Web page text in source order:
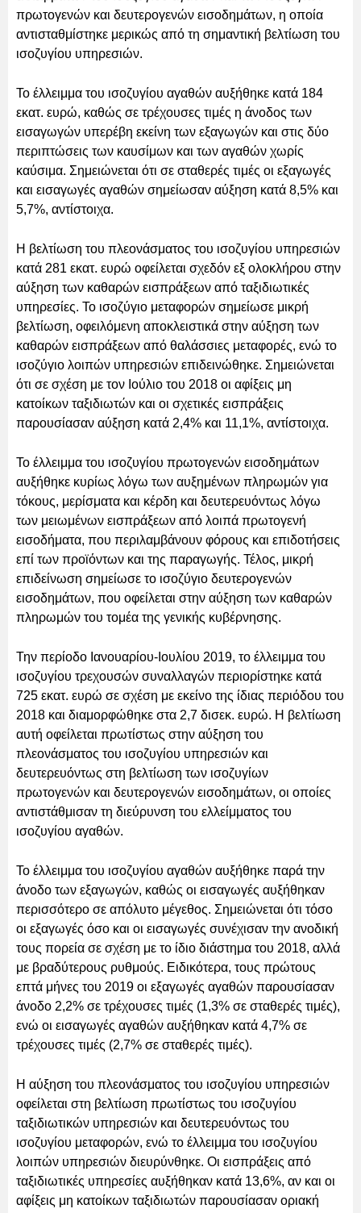
πρωτογενών και δευτερογενών εισοδημάτων, η οποία
αντισταθμίστηκε μερικώς από τη σημαντική βελτίωση του
ισοζυγίου υπηρεσιών.
Το έλλειμμα του ισοζυγίου αγαθών αυξήθηκε κατά 184
εκατ. ευρώ, καθώς σε τρέχουσες τιμές η άνοδος των
εισαγωγών υπερέβη εκείνη των εξαγωγών και στις δύο
περιπτώσεις των καυσίμων και των αγαθών χωρίς
καύσιμα. Σημειώνεται ότι σε σταθερές τιμές οι εξαγωγές
και εισαγωγές αγαθών σημείωσαν αύξηση κατά 8,5% και
5,7%, αντίστοιχα.
Η βελτίωση του πλεονάσματος του ισοζυγίου υπηρεσιών
κατά 281 εκατ. ευρώ οφείλεται σχεδόν εξ ολοκλήρου στην
αύξηση των καθαρών εισπράξεων από ταξιδιωτικές
υπηρεσίες. Το ισοζύγιο μεταφορών σημείωσε μικρή
βελτίωση, οφειλόμενη αποκλειστικά στην αύξηση των
καθαρών εισπράξεων από θαλάσσιες μεταφορές, ενώ το
ισοζύγιο λοιπών υπηρεσιών επιδεινώθηκε. Σημειώνεται
ότι σε σχέση με τον Ιούλιο του 2018 οι αφίξεις μη
κατοίκων ταξιδιωτών και οι σχετικές εισπράξεις
παρουσίασαν αύξηση κατά 2,4% και 11,1%, αντίστοιχα.
Το έλλειμμα του ισοζυγίου πρωτογενών εισοδημάτων
αυξήθηκε κυρίως λόγω των αυξημένων πληρωμών για
τόκους, μερίσματα και κέρδη και δευτερευόντως λόγω
των μειωμένων εισπράξεων από λοιπά πρωτογενή
εισοδήματα, που περιλαμβάνουν φόρους και επιδοτήσεις
επί των προϊόντων και της παραγωγής. Τέλος, μικρή
επιδείνωση σημείωσε το ισοζύγιο δευτερογενών
εισοδημάτων, που οφείλεται στην αύξηση των καθαρών
πληρωμών του τομέα της γενικής κυβέρνησης.
Την περίοδο Ιανουαρίου-Ιουλίου 2019, το έλλειμμα του
ισοζυγίου τρεχουσών συναλλαγών περιορίστηκε κατά
725 εκατ. ευρώ σε σχέση με εκείνο της ίδιας περιόδου του
2018 και διαμορφώθηκε στα 2,7 δισεκ. ευρώ. Η βελτίωση
αυτή οφείλεται πρωτίστως στην αύξηση του
πλεονάσματος του ισοζυγίου υπηρεσιών και
δευτερευόντως στη βελτίωση των ισοζυγίων
πρωτογενών και δευτερογενών εισοδημάτων, οι οποίες
αντιστάθμισαν τη διεύρυνση του ελλείμματος του
ισοζυγίου αγαθών.
Το έλλειμμα του ισοζυγίου αγαθών αυξήθηκε παρά την
άνοδο των εξαγωγών, καθώς οι εισαγωγές αυξήθηκαν
περισσότερο σε απόλυτο μέγεθος. Σημειώνεται ότι τόσο
οι εξαγωγές όσο και οι εισαγωγές συνέχισαν την ανοδική
τους πορεία σε σχέση με το ίδιο διάστημα του 2018, αλλά
με βραδύτερους ρυθμούς. Ειδικότερα, τους πρώτους
επτά μήνες του 2019 οι εξαγωγές αγαθών παρουσίασαν
άνοδο 2,2% σε τρέχουσες τιμές (1,3% σε σταθερές τιμές),
ενώ οι εισαγωγές αγαθών αυξήθηκαν κατά 4,7% σε
τρέχουσες τιμές (2,7% σε σταθερές τιμές).
Η αύξηση του πλεονάσματος του ισοζυγίου υπηρεσιών
οφείλεται στη βελτίωση πρωτίστως του ισοζυγίου
ταξιδιωτικών υπηρεσιών και δευτερευόντως του
ισοζυγίου μεταφορών, ενώ το έλλειμμα του ισοζυγίου
λοιπών υπηρεσιών διευρύνθηκε. Οι εισπράξεις από
ταξιδιωτικές υπηρεσίες αυξήθηκαν κατά 13,6%, αν και οι
αφίξεις μη κατοίκων ταξιδιωτών παρουσίασαν οριακή